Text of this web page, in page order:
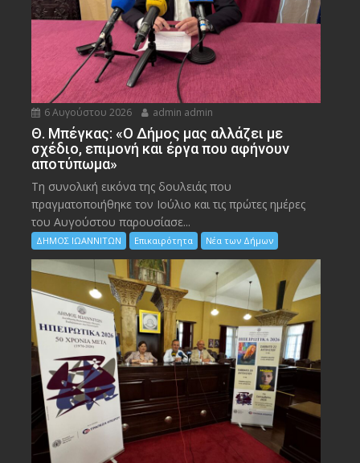
6 Αυγούστου 2026 admin admin
Θ. Μπέγκας: «Ο Δήμος μας αλλάζει με
σχέδιο, επιμονή και έργα που αφήνουν
αποτύπωμα»
Τη συνολική εικόνα της δουλειάς που
πραγματοποιήθηκε τον Ιούλιο και τις πρώτες ημέρες
του Αυγούστου παρουσίασε...
ΔΗΜΟΣ ΙΩΑΝΝΙΤΩΝ Επικαιρότητα Νέα των Δήμων